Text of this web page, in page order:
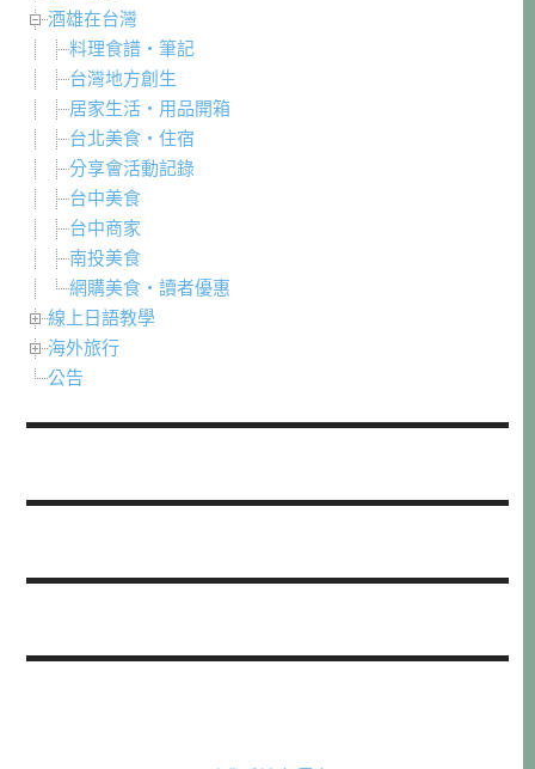
酒雄在台灣
料理食譜・筆記
台灣地方創生
居家生活・用品開箱
台北美食・住宿
分享會活動記錄
台中美食
台中商家
南投美食
網購美食・讀者優惠
線上日語教學
海外旅行
公告